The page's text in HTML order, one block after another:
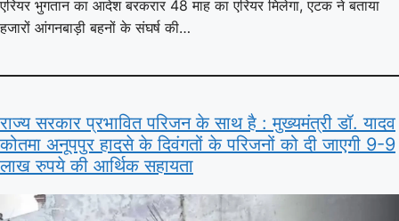
एरियर भुगतान का आदेश बरकरार 48 माह का एरियर मिलेगा, एटक ने बताया
हजारों आंगनबाड़ी बहनों के संघर्ष की…
राज्य सरकार प्रभावित परिजन के साथ है : मुख्यमंत्री डॉ. यादव
कोतमा अनूपपुर हादसे के दिवंगतों के परिजनों को दी जाएगी 9-9
लाख रुपये की आर्थिक सहायता